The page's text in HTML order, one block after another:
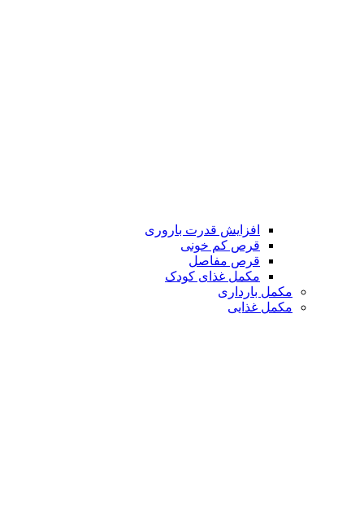
افزایش قدرت باروری
قرص کم خونی
قرص مفاصل
مکمل غذای کودک
مکمل بارداری
مکمل غذایی